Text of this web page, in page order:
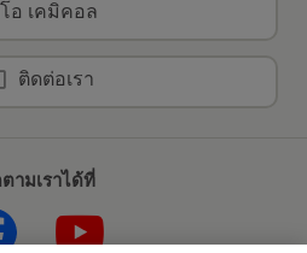
อ เคมิคอล
ติดต่อเรา
ามเราได้ที่